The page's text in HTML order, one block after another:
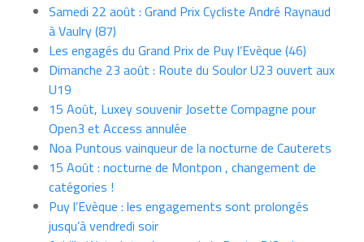
Samedi 22 août : Grand Prix Cycliste André Raynaud
à Vaulry (87)
Les engagés du Grand Prix de Puy l’Evèque (46)
Dimanche 23 août : Route du Soulor U23 ouvert aux
U19
15 Août, Luxey souvenir Josette Compagne pour
Open3 et Access annulée
Noa Puntous vainqueur de la nocturne de Cauterets
15 Août : nocturne de Montpon , changement de
catégories !
Puy l’Evèque : les engagements sont prolongés
jusqu’à vendredi soir